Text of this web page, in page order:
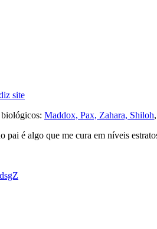
site
Maddox, Pax, Zahara, Shiloh
pai é algo que me cura em níveis